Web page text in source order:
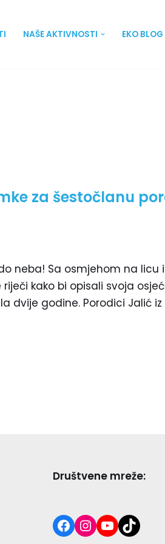
NAŠE AKTIVNOSTI EKO BLOG
za šestočlanu
neba! Sa osmjehom na licu
riječi kako bi opisali svoja
dvije godine. Porodici Jalić iz
Društvene mreže: